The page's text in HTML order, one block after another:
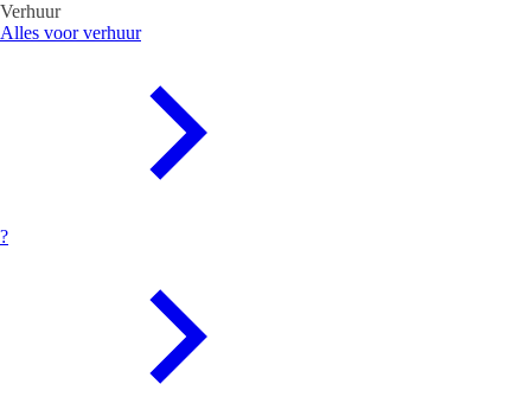
Verhuur
Alles voor verhuur
?